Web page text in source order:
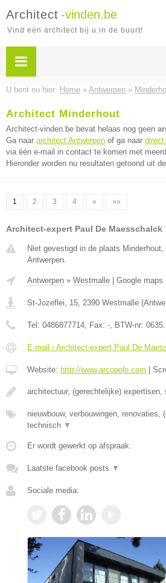
Architect -vinden.be
Vind een architect bij u in de buurt!
U bent nu hier: Home » Antwerpen »
Architect Minderhout
Architect-vinden.be bevat helaas nog geen
Ga naar architect Antwerpen of ga naar
via één e-mail in contact te komen met
Hieronder worden nu resultaten getoond uit
1 2 3 4 » »»
Architect-expert Paul De Maesschalck
Niet gevestigd in de plaats
Antwerpen.
Antwerpen » Westmalle Google maps
St-Jozeflei, 15, 2390 Westmalle (
Tel: 0486877714, Fax: -, BTW-nr:
E-mail › Architect-expert Paul De
Website: http://www.arcopolo.com
architectuur, (gerechtelijke) expertisen,
nieuwbouw, verbouwingen, renovaties,
technisch ▼
Er wordt gewerkt op afspraak.
Laatste facebook posts ▼
Sociale media: